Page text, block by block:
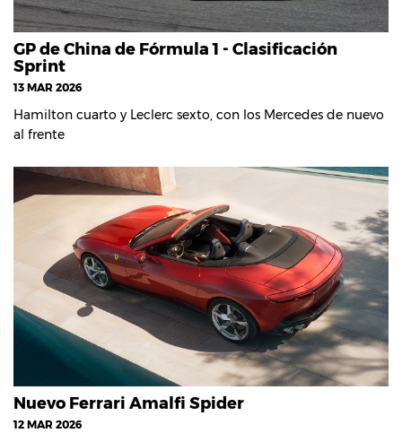
GP de China de Fórmula 1 - Clasificación
Sprint
13 MAR 2026
Hamilton cuarto y Leclerc sexto, con los Mercedes de nuevo
al frente
Nuevo Ferrari Amalfi Spider
12 MAR 2026